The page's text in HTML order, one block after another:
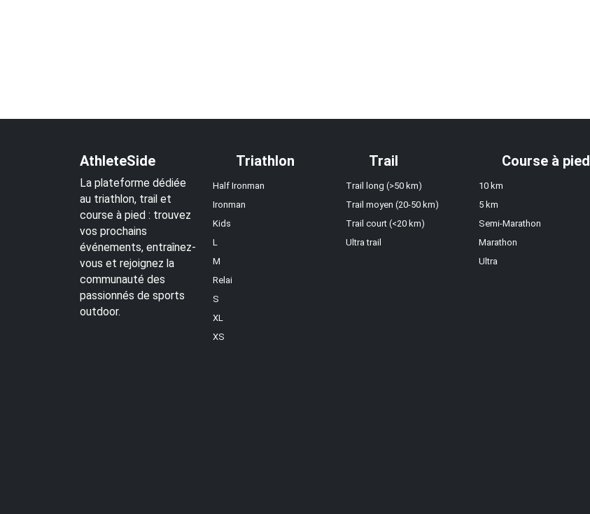
AthleteSide
La plateforme dédiée
au triathlon, trail et
course à pied : trouvez
vos prochains
événements, entraînez-
vous et rejoignez la
communauté des
passionnés de sports
outdoor.
Triathlon
Half Ironman
Ironman
Kids
L
M
Relai
S
XL
XS
Trail
Trail long (>50 km)
Trail moyen (20-50 km)
Trail court (<20 km)
Ultra trail
Course à pied
10 km
5 km
Semi-Marathon
Marathon
Ultra